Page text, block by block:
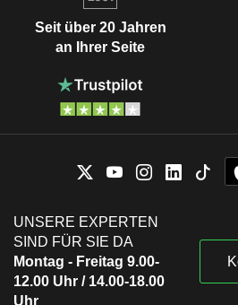
Seit über 20 Jahren
an Ihrer Seite
UNSERE EXPERTEN
SIND FÜR SIE DA
Montag - Freitag 9.00-
12.00 Uhr / 14.00-18.00
Uhr